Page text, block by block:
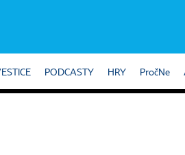
PODCASTY HRY PročNe